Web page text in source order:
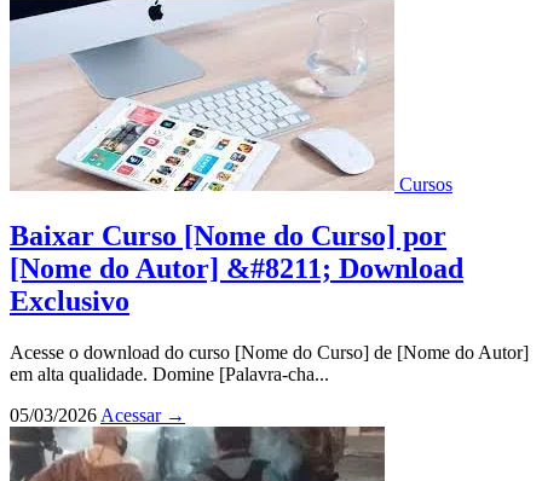
Cursos
Baixar Curso [Nome do Curso] por
[Nome do Autor] &#8211; Download
Exclusivo
Acesse o download do curso [Nome do Curso] de [Nome do Autor]
em alta qualidade. Domine [Palavra-cha...
05/03/2026 Acessar →